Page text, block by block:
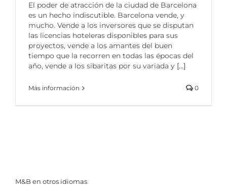
El poder de atracción de la ciudad de Barcelona
es un hecho indiscutible. Barcelona vende, y
mucho. Vende a los inversores que se disputan
las licencias hoteleras disponibles para sus
proyectos, vende a los amantes del buen
tiempo que la recorren en todas las épocas del
año, vende a los sibaritas por su variada y [...]
Más información 0
M&B en otros idiomas